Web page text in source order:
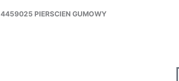
4459025 PIERSCIEN GUMOWY